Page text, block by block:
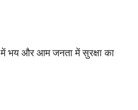
में भय और आम जनता में सुरक्षा का